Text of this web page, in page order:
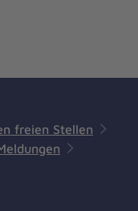
freien Stellen